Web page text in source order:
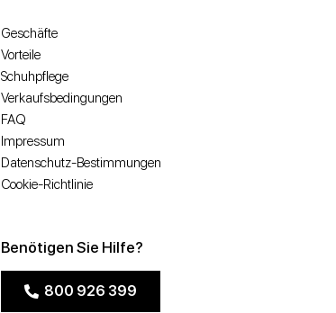
Geschäfte
Vorteile
Schuhpflege
Verkaufsbedingungen
FAQ
Impressum
Datenschutz-Bestimmungen
Cookie-Richtlinie
Benötigen Sie Hilfe?
800 926 399